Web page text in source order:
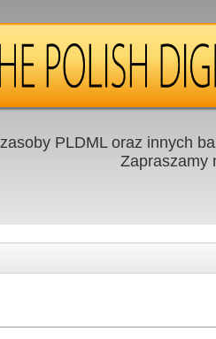
PLDML oraz innych
Zapraszamy